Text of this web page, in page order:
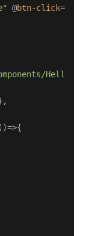
@btn-click=
)=>{